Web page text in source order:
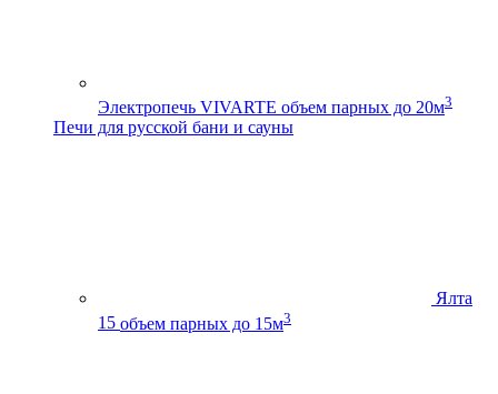
Электропечь VIVARTE объем парных до 20м3
Печи для русской бани и сауны
Ялта
15 объем парных до 15м3